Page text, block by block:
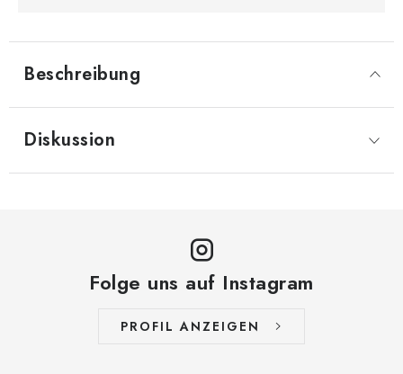
Beschreibung
Diskussion
Folge uns auf Instagram
PROFIL ANZEIGEN